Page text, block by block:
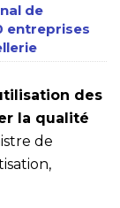
de
entreprises
des
la qualité
de